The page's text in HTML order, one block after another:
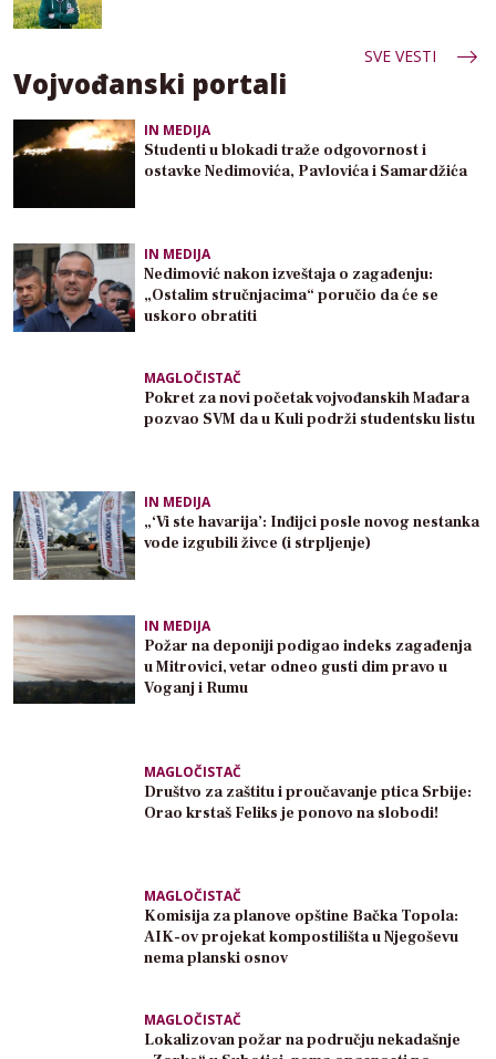
SVE VESTI
Vojvođanski portali
IN MEDIJA
Studenti u blokadi traže odgovornost i
ostavke Nedimovića, Pavlovića i Samardžića
IN MEDIJA
Nedimović nakon izveštaja o zagađenju:
„Ostalim stručnjacima“ poručio da će se
uskoro obratiti
MAGLOČISTAČ
Pokret za novi početak vojvođanskih Mađara
pozvao SVM da u Kuli podrži studentsku listu
IN MEDIJA
„‘Vi ste havarija’: Inđijci posle novog nestanka
vode izgubili živce (i strpljenje)
IN MEDIJA
Požar na deponiji podigao indeks zagađenja
u Mitrovici, vetar odneo gusti dim pravo u
Voganj i Rumu
MAGLOČISTAČ
Društvo za zaštitu i proučavanje ptica Srbije:
Orao krstaš Feliks je ponovo na slobodi!
MAGLOČISTAČ
Komisija za planove opštine Bačka Topola:
AIK-ov projekat kompostilišta u Njegoševu
nema planski osnov
MAGLOČISTAČ
Lokalizovan požar na području nekadašnje